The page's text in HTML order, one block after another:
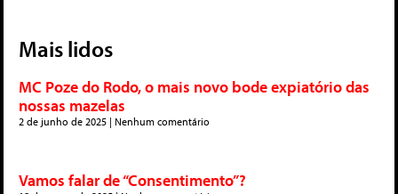
Mais lidos
MC Poze do Rodo, o mais novo bode expiatório das
nossas mazelas
2 de junho de 2025 Nenhum comentário
Vamos falar de “Consentimento”?